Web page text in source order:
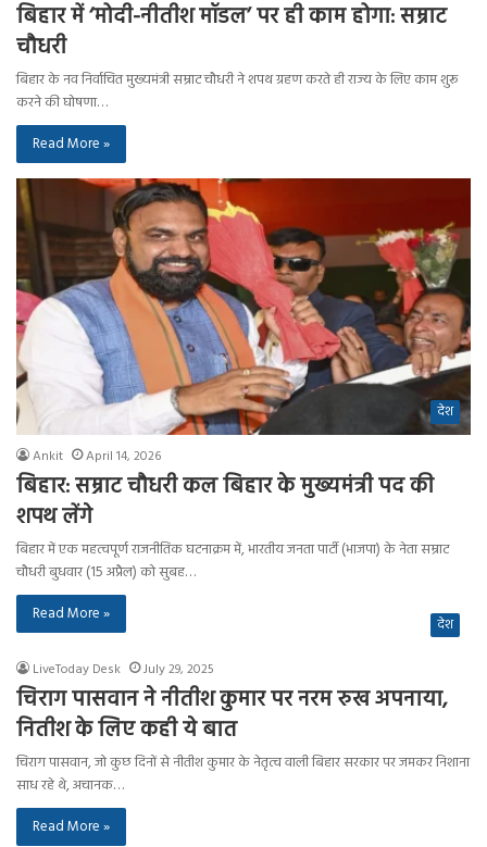
बिहार में ‘मोदी-नीतीश मॉडल’ पर ही काम होगा: सम्राट
चौधरी
बिहार के नव निर्वाचित मुख्यमंत्री सम्राट चौधरी ने शपथ ग्रहण करते ही राज्य के लिए काम शुरू
करने की घोषणा…
Read More »
देश
Ankit April 14, 2026
बिहार: सम्राट चौधरी कल बिहार के मुख्यमंत्री पद की
शपथ लेंगे
बिहार में एक महत्वपूर्ण राजनीतिक घटनाक्रम में, भारतीय जनता पार्टी (भाजपा) के नेता सम्राट
चौधरी बुधवार (15 अप्रैल) को सुबह…
Read More »
देश
LiveToday Desk July 29, 2025
चिराग पासवान ने नीतीश कुमार पर नरम रुख अपनाया,
नितीश के लिए कही ये बात
चिराग पासवान, जो कुछ दिनों से नीतीश कुमार के नेतृत्व वाली बिहार सरकार पर जमकर निशाना
साध रहे थे, अचानक…
Read More »